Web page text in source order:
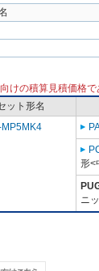
けの積算見積価格
ット形名
MP5MK4
形<
ニ